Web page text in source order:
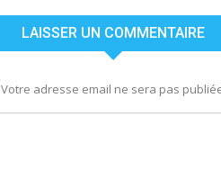
LAISSER UN COMMENTAIRE
Votre adresse email ne sera pas